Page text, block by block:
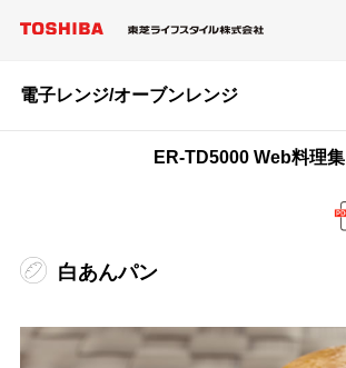
電子レンジ/オーブンレンジ
ER-TD5000 Web料理集
白あんパン